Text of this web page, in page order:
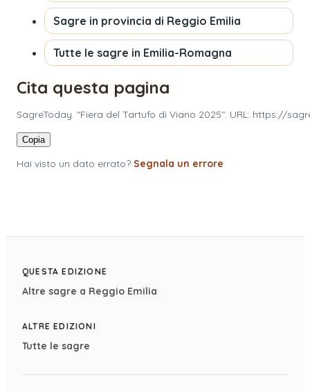
Sagre in provincia di Reggio Emilia
Tutte le sagre in Emilia-Romagna
Cita questa pagina
SagreToday. "Fiera del Tartufo di Viano 2025". URL: https://
Copia
Hai visto un dato errato? Segnala un errore
QUESTA EDIZIONE
Altre sagre a Reggio Emilia
ALTRE EDIZIONI
Tutte le sagre